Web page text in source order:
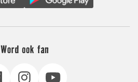
Word ook fan